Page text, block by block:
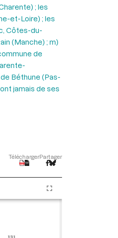
; les
et-Loire) ; les
Côtes-du-
(Manche) ; m)
de
Béthune (Pas-
jamais de ses
TéléchargerPartager